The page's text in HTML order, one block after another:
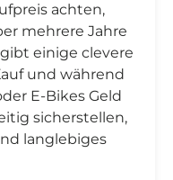
achten,
mehrere Jahre
einige clevere
und während
E-Bikes Geld
sicherstellen,
langlebiges